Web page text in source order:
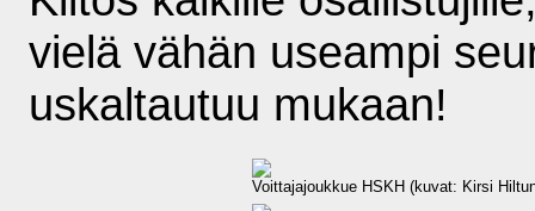
vielä vähän useampi
uskaltautuu mukaan!
Voittajajoukkue HSKH (kuvat: Kirsi